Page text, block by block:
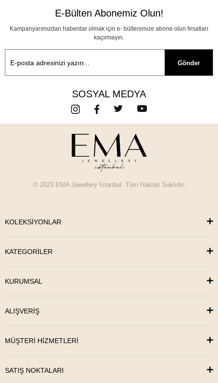
E-Bülten Abonemiz Olun!
Kampanyarımızdan haberdar olmak için e- bültenimize abone olun fırsatları
kaçırmayın.
Gönder
SOSYAL MEDYA
© 2023 EMA Jewellery İstanbul. Tüm Hakları Saklıdır.
KOLEKSİYONLAR
KATEGORİLER
KURUMSAL
ALIŞVERİŞ
MÜŞTERİ HİZMETLERİ
SATIŞ NOKTALARI